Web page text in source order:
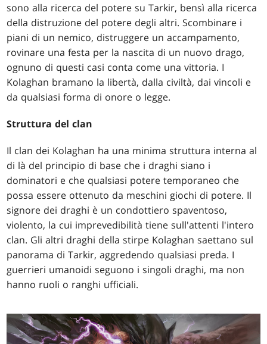
sono alla ricerca del potere su Tarkir, bensì alla ricerca
della distruzione del potere degli altri. Scombinare i
piani di un nemico, distruggere un accampamento,
rovinare una festa per la nascita di un nuovo drago,
ognuno di questi casi conta come una vittoria. I
Kolaghan bramano la libertà, dalla civiltà, dai vincoli e
da qualsiasi forma di onore o legge.
Struttura del clan
Il clan dei Kolaghan ha una minima struttura interna al
di là del principio di base che i draghi siano i
dominatori e che qualsiasi potere temporaneo che
possa essere ottenuto da meschini giochi di potere. Il
signore dei draghi è un condottiero spaventoso,
violento, la cui imprevedibilità tiene sull'attenti l'intero
clan. Gli altri draghi della stirpe Kolaghan saettano sul
panorama di Tarkir, aggredendo qualsiasi preda. I
guerrieri umanoidi seguono i singoli draghi, ma non
hanno ruoli o ranghi ufficiali.